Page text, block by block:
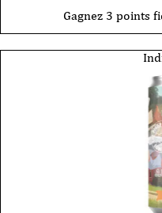
Gagnez 3 points